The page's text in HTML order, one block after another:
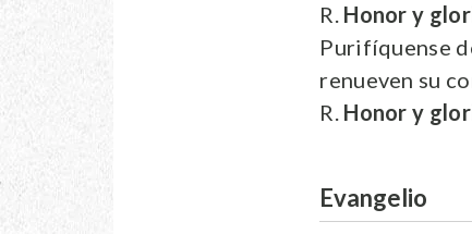
R. Honor y
Purifíquense
renueven su
R. Honor y
Evangelio